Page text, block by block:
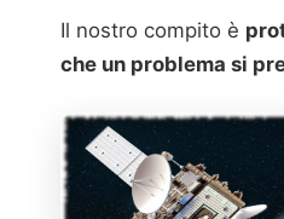
Il nostro compito è
che un problema si